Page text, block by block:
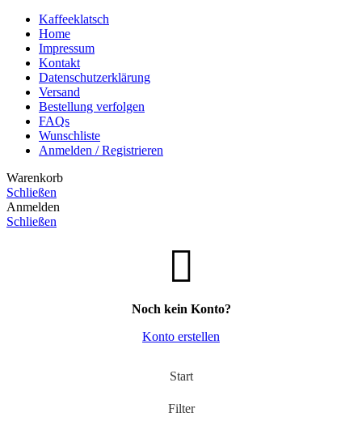
Kaffeeklatsch
Home
Impressum
Kontakt
Datenschutzerklärung
Versand
Bestellung verfolgen
FAQs
Wunschliste
Anmelden / Registrieren
Warenkorb
Schließen
Anmelden
Schließen
Noch kein Konto?
Konto erstellen
Start
Filter